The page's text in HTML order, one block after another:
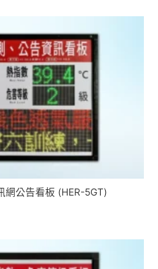
網公告看板 (HER-5GT)